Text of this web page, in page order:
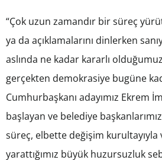
“Çok uzun zamandır bir süreç
ya da açıklamalarını dinlerken
aslında ne kadar kararlı
gerçekten demokrasiye bugüne
Cumhurbaşkanı adayımız Ekrem
başlayan ve belediye
süreç, elbette değişim
yarattığımız büyük huzursuzluk